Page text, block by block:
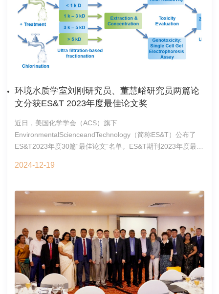
PFAS毒理性质的认知，为制定合理的管控政策提供实验基础和
理论支持。国家纳米科学中心博士研究生梅婕、解放军总医院
第一医学中心胸外科副主任医师江继鹏、中国科学院生态环境
研究中心博士研究生李曌、国家纳米科学中心硕士研究生潘越
和许克为本文的共同第一作者。中国科学院生态环境研究中心
黎娟副研究员、国家纳米科学中心刘颖研究员和陈春英研究员
重点研发计划、中国科学院战略性先导科技专项(B类)、中国医
学科学院创新工程和新基石研究员项目等的支持。原文链接：
辛酸PFOA通过PI3K信号通路调控肿瘤细胞骨架和力学性质，
促进肿瘤转移环境化学与生态毒理学国家重点实验室2024年12
月20日
验，斯方代表分享了气候变化下的水资源格局变化，马尔代夫
气候变化、环境与能源部官员AfsalHussain等介绍了气候变化
对印度洋岛国水资源及饮用水安全的影响及应对实践。中斯双
方近20家企业分享技术研发与应用经验。技术展览同期在
JRDC中试与展示大厅进行。中斯企业代表深入探讨了合作的潜
力与路径。近年来，随着合作的推进，斯里兰卡产业界越来越
用前景。部分ANSO环境科技与产业联盟企业的产品已成功进
入斯里兰卡市场。此次活动，对于推动中斯技术与产业合作迈
入新局面，具有积极的意义。城市发展与住房部辅秘
M.M.Nayeemudeen先生参观展会研讨会合影环境科技海外合
作中心国际合作处2024年12月19日
环境水质学室刘刚研究员、董慧峪研究员两篇论
文分获ES&T 2023年度最佳论文奖
近日，美国化学学会（ACS）旗下
EnvironmentalScienceandTechnology（简称ES&T）公布了
ES&T2023年度30篇“最佳论文”名单。ES&T期刊2023年度最佳
篇论文中严格遴选后评出。获奖论文分环境科学、环境技术、
刚研究员研究论
文
MassSpectrometry”（高被引）、董慧峪研究员论
文“UnravellingHigh-Molecular-
DirectedAnalysisofMolecularWeightFractions”分别荣获
ES&T2023年度环境科学领域最佳论文奖。污水处理厂中，微
塑料（MPs）水平通常通过颗粒数量进行评估，但是微塑料
（尤其纳米塑料，NPs）的质量浓度仍不清楚。刘刚研究员团
2024-12-19